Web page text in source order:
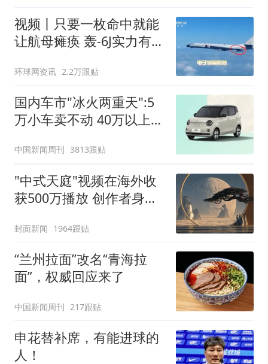
视频丨只要一枚命中就能
让航母瘫痪 轰-6J实力有多
环球网资讯 2.2万跟贴
国内车市"冰火两重天":5
万小车卖不动 40万以上的
中国新闻周刊 3813跟贴
"中式天庭"视频在海外收
获500万播放 创作者身份
封面新闻 1964跟贴
“兰州拉面”改名“青海拉
面”，权威回应来了
中国新闻周刊 217跟贴
申花替补席，有能进球的
人！